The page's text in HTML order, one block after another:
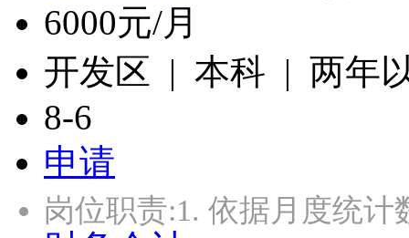
6000元/月
开发区 | 本科 | 两年
8-6
申请
岗位职责:1. 依据月度统